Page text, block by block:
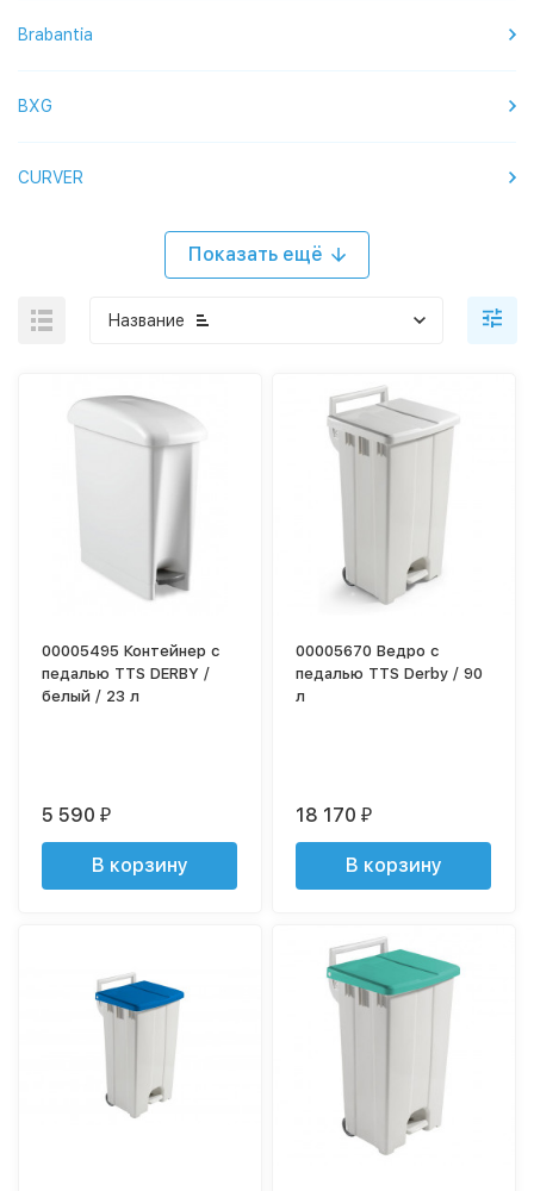
Brabantia
BXG
CURVER
Показать ещё
Название
00005495 Контейнер с
педалью TTS DERBY /
белый / 23 л
5 590₽
В корзину
00005670 Ведро с
педалью TTS Derby / 90
л
18 170₽
В корзину